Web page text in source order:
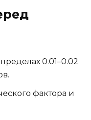
0.01–0.02
фактора и